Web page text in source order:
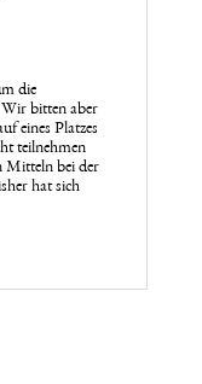
die
Wir bitten aber
eines Platzes
teilnehmen
Mitteln bei der
hat sich